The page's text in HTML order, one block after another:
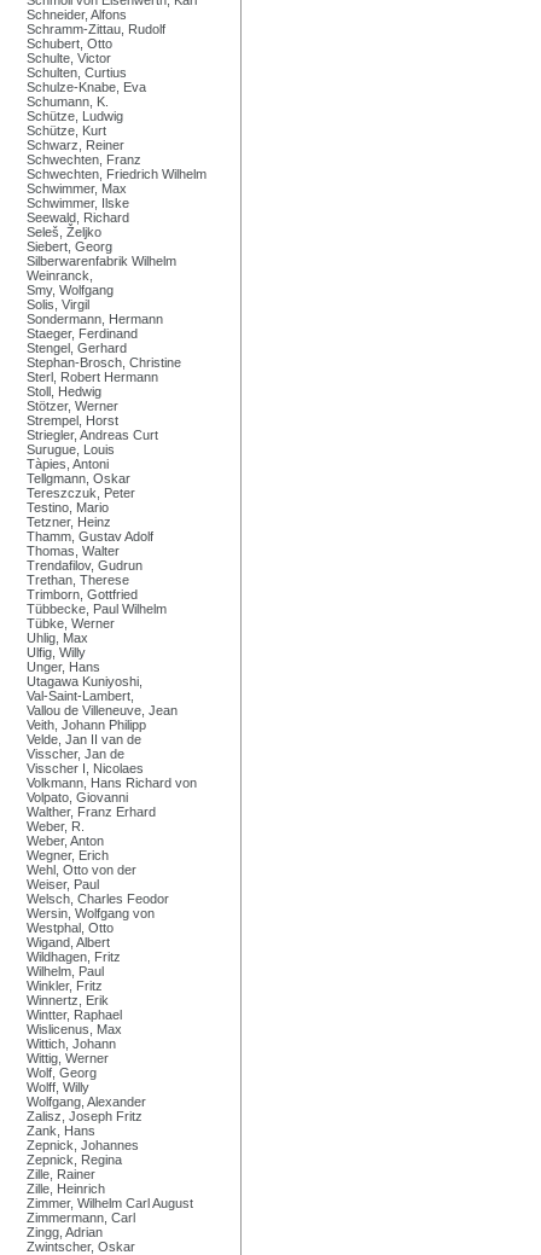
Schneider, Alfons
Schramm-Zittau, Rudolf
Schubert, Otto
Schulte, Victor
Schulten, Curtius
Schulze-Knabe, Eva
Schumann, K.
Schütze, Ludwig
Schütze, Kurt
Schwarz, Reiner
Schwechten, Franz
Schwechten, Friedrich Wilhelm
Schwimmer, Max
Schwimmer, Ilske
Seewald, Richard
Seleš, Željko
Siebert, Georg
Silberwarenfabrik Wilhelm
Weinranck,
Smy, Wolfgang
Solis, Virgil
Sondermann, Hermann
Staeger, Ferdinand
Stengel, Gerhard
Stephan-Brosch, Christine
Sterl, Robert Hermann
Stoll, Hedwig
Stötzer, Werner
Strempel, Horst
Striegler, Andreas Curt
Surugue, Louis
Tàpies, Antoni
Tellgmann, Oskar
Tereszczuk, Peter
Testino, Mario
Tetzner, Heinz
Thamm, Gustav Adolf
Thomas, Walter
Trendafilov, Gudrun
Trethan, Therese
Trimborn, Gottfried
Tübbecke, Paul Wilhelm
Tübke, Werner
Uhlig, Max
Ulfig, Willy
Unger, Hans
Utagawa Kuniyoshi,
Val-Saint-Lambert,
Vallou de Villeneuve, Jean
Veith, Johann Philipp
Velde, Jan II van de
Visscher, Jan de
Visscher I, Nicolaes
Volkmann, Hans Richard von
Volpato, Giovanni
Walther, Franz Erhard
Weber, R.
Weber, Anton
Wegner, Erich
Wehl, Otto von der
Weiser, Paul
Welsch, Charles Feodor
Wersin, Wolfgang von
Westphal, Otto
Wigand, Albert
Wildhagen, Fritz
Wilhelm, Paul
Winkler, Fritz
Winnertz, Erik
Wintter, Raphael
Wislicenus, Max
Wittich, Johann
Wittig, Werner
Wolf, Georg
Wolff, Willy
Wolfgang, Alexander
Zalisz, Joseph Fritz
Zank, Hans
Zepnick, Johannes
Zepnick, Regina
Zille, Rainer
Zille, Heinrich
Zimmer, Wilhelm Carl August
Zimmermann, Carl
Zingg, Adrian
Zwintscher, Oskar